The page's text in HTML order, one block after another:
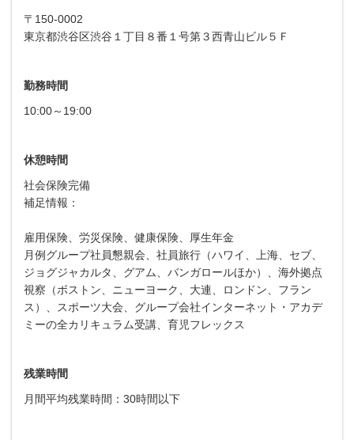
〒150-0002
東京都渋谷区渋谷１丁目８番１号第３西青山ビル５Ｆ
勤務時間
10:00～19:00
休憩時間
社会保険完備
補足情報：
雇用保険、労災保険、健康保険、厚生年金
月例グループ社員懇親会、社員旅行（ハワイ、上海、セブ、
ジョグジャカルタ、グアム、バンガロールほか）、海外拠点
視察（ボストン、ニューヨーク、大連、ロンドン、フラン
ス）、スポーツ大会、グループ会社インターネット・アカデ
ミーの全カリキュラム受講、育児フレックス
残業時間
月間平均残業時間：30時間以下